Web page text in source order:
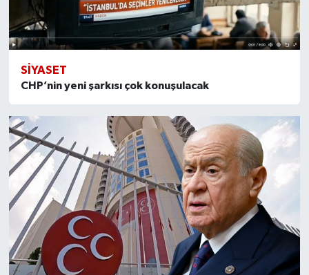
SİYASET
CHP’nin yeni şarkısı çok konuşulacak